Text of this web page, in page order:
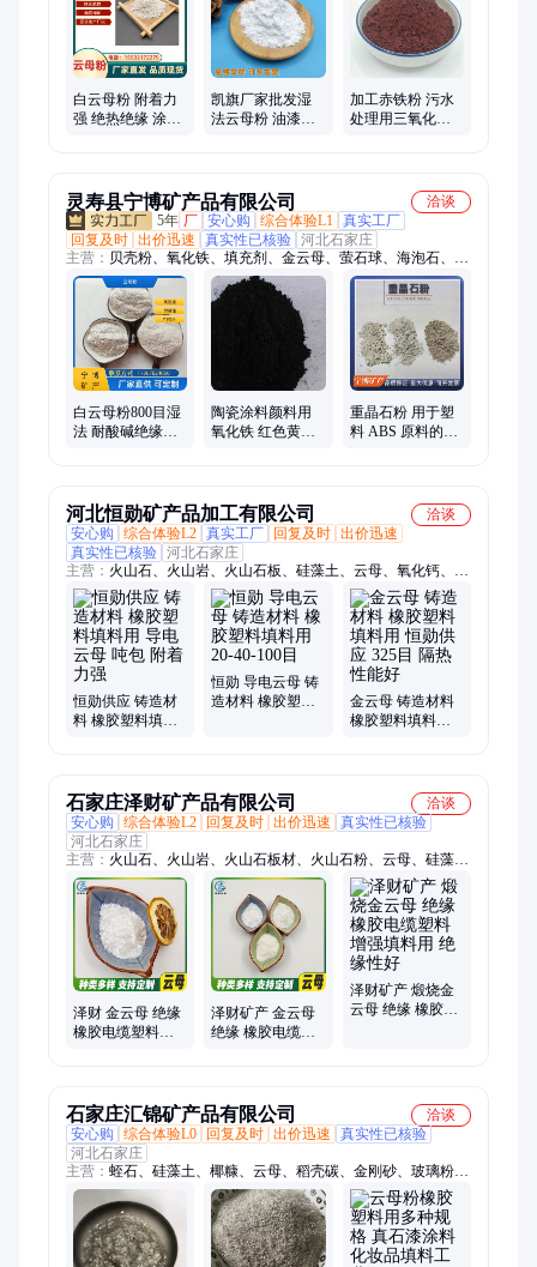
矾土、火山岩、电气石粉、赤铁粉
白云母粉 附着力
强 绝热绝缘 涂料
凯旗厂家批发湿
法云母粉 油漆涂
加工赤铁粉 污水
处理用三氧化二
灵寿县宁博矿产品有限公司
洽谈
5年 厂 安心购 综合体验L1 真实工厂
回复及时 出价迅速 真实性已核验 河北石家庄
主营： 贝壳粉、氧化铁、填充剂、金云母、萤石球、海泡石、火
山石、沸石粉、加重剂、电气石、金刚砂、碳酸钙、麦饭石、修
复剂、夜光粉、鹅卵石、夜光石、石英砂、萤石粉、造纸木粉、
耐火材料、园艺造景、粉体材料、煅烧工业、轻质绝热
白云母粉800目湿
法 耐酸碱绝缘料
陶瓷涂料颜料用
氧化铁 红色黄蓝
重晶石粉 用于塑
料 ABS 原料的填
河北恒勋矿产品加工有限公司
洽谈
安心购
综合体验L2 真实工厂 回复及时 出价迅速
真实性已核验 河北石家庄
主营： 火山石、火山岩、火山石板、硅藻土、云母、氧化钙、竹
炭、活性炭、铁粉、松树皮、灌浆料、萤石、陶粒、膨润土、硫
自养、石英砂、火山石粉、重晶石粉、蛭石、硫酸钡、果木炭粉
恒勋供应 铸造材
料 橡胶塑料填料
恒勋 导电云母 铸
造材料 橡胶塑料
金云母 铸造材料
橡胶塑料填料用
石家庄泽财矿产品有限公司
洽谈
安心购
综合体验L2 回复及时 出价迅速
真实性已核验
河北石家庄
主营： 火山石、火山岩、火山石板材、火山石粉、云母、硅藻
土、铁粉、氧化钙、松树皮、氧化镁、竹炭、活性炭、灌浆料、
陶粒、玻璃块、锆英砂、重晶石粉、木粉、锆英粉、硅酸锆、萤
泽财 金云母 绝缘
橡胶电缆塑料增
泽财矿产 金云母
绝缘 橡胶电缆塑
泽财矿产 煅烧金
云母 绝缘 橡胶电
石家庄汇锦矿产品有限公司
洽谈
安心购
综合体验L0 回复及时 出价迅速
真实性已核验
河北石家庄
主营： 蛭石、硅藻土、椰糠、云母、稻壳碳、金刚砂、玻璃粉、
麦饭石、火山石、重晶石、高岭土、白炭黑、玻璃砂、贝壳粉、
氧化铁、重钙、沸石